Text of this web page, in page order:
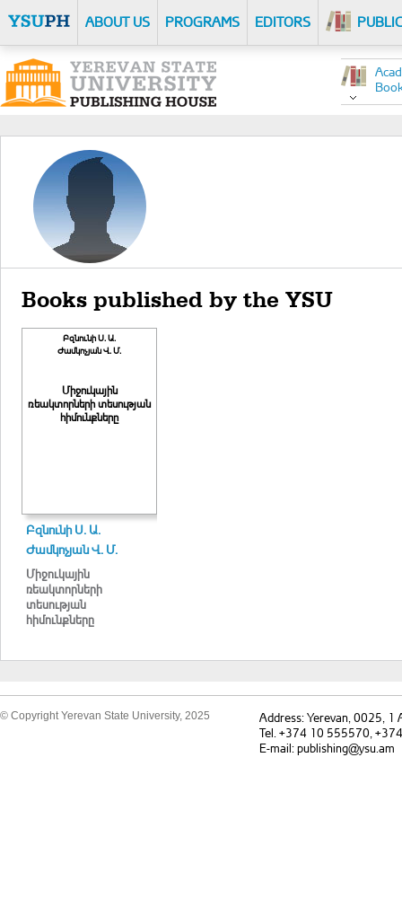
ABOUT US PROGRAMS EDITORS
Books published by the YSU
Բզնունի Ս. Ա.
Ժամկոչյան Վ. Մ.
Միջուկային
ռեակտորների տեսության
հիմունքները
Բզնունի Ս. Ա.
Ժամկոչյան Վ. Մ.
Միջուկային
ռեակտորների
տեսության
հիմունքները
© Copyright Yerevan State University, 2025
Address: Yerevan, 0025, 1
Tel. +374 10 555570,
E-mail: publishing@ysu.am